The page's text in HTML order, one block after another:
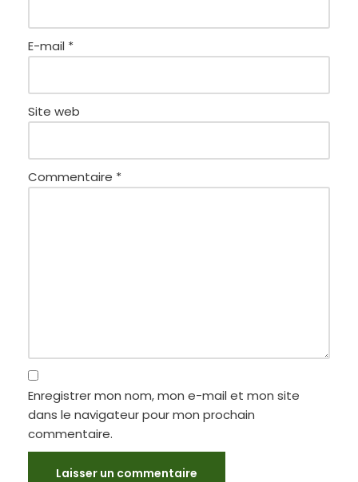
E-mail *
Site web
Commentaire *
Enregistrer mon nom, mon e-mail et mon site
dans le navigateur pour mon prochain
commentaire.